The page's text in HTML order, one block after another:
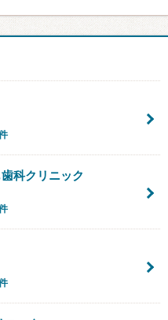
科クリニック